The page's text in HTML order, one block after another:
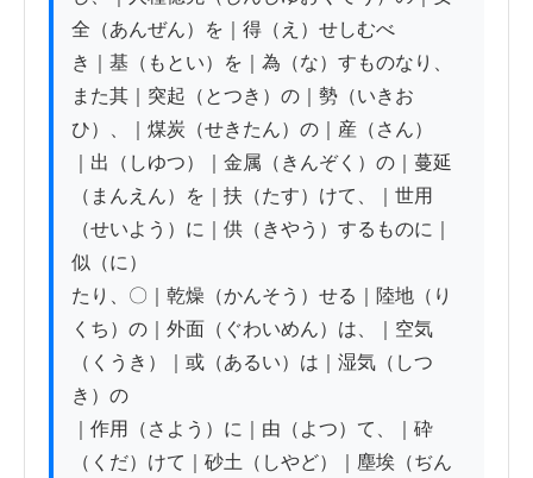
全（あんぜん）を｜得（え）せしむべ
き｜基（もとい）を｜為（な）すものなり、
また其｜突起（とつき）の｜勢（いきお
ひ）、｜煤炭（せきたん）の｜産（さん）
｜出（しゆつ）｜金属（きんぞく）の｜蔓延
（まんえん）を｜扶（たす）けて、｜世用
（せいよう）に｜供（きやう）するものに｜
似（に）
たり、〇｜乾燥（かんそう）せる｜陸地（り
くち）の｜外面（ぐわいめん）は、｜空気
（くうき）｜或（あるい）は｜湿気（しつ
き）の
｜作用（さよう）に｜由（よつ）て、｜砕
（くだ）けて｜砂土（しやど）｜塵埃（ぢん